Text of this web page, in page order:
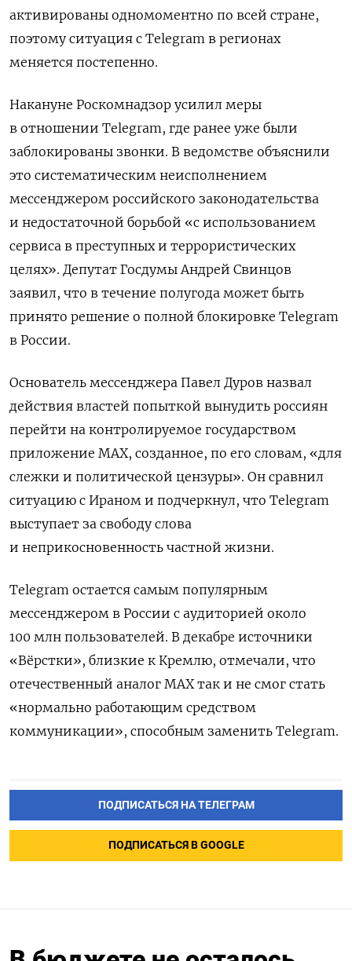
активированы одномоментно по всей стране,
поэтому ситуация с Telegram в регионах
меняется постепенно.
Накануне Роскомнадзор усилил меры
в отношении Telegram, где ранее уже были
заблокированы звонки. В ведомстве объяснили
это систематическим неисполнением
мессенджером российского законодательства
и недостаточной борьбой «с использованием
сервиса в преступных и террористических
целях». Депутат Госдумы Андрей Свинцов
заявил, что в течение полугода может быть
принято решение о полной блокировке Telegram
в России.
Основатель мессенджера Павел Дуров назвал
действия властей попыткой вынудить россиян
перейти на контролируемое государством
приложение МАХ, созданное, по его словам, «для
слежки и политической цензуры». Он сравнил
ситуацию с Ираном и подчеркнул, что Telegram
выступает за свободу слова
и неприкосновенность частной жизни.
Telegram остается самым популярным
мессенджером в России с аудиторией около
100 млн пользователей. В декабре источники
«Вёрстки», близкие к Кремлю, отмечали, что
отечественный аналог МАХ так и не смог стать
«нормально работающим средством
коммуникации», способным заменить Telegram.
ПОДПИСАТЬСЯ НА ТЕЛЕГРАМ
ПОДПИСАТЬСЯ В GOOGLE